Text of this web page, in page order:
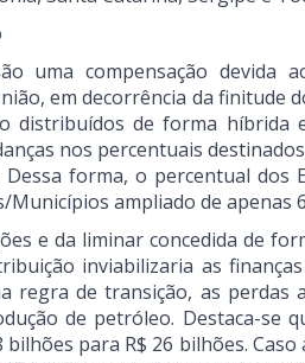
uma compensação devida
em decorrência da finitude
distribuídos de forma
nos percentuais
Dessa forma, o percentual dos
Municípios ampliado de apenas
e da liminar concedida de
inviabilizaria as
regra de transição, as perdas
de petróleo. Destaca-se
bilhões para R$ 26 bilhões.